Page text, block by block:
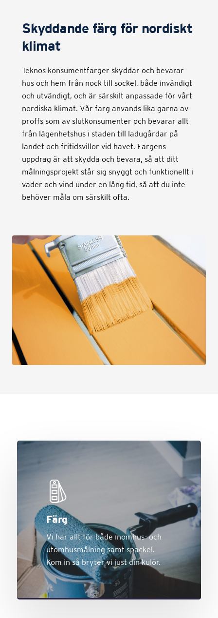
Skyddande färg för nordiskt
klimat
Teknos konsumentfärger skyddar och bevarar
hus och hem från nock till sockel, både invändigt
och utvändigt, och är särskilt anpassade för vårt
nordiska klimat. Vår färg används lika gärna av
proffs som av slutkonsumenter och bevarar allt
från lägenhetshus i staden till ladugårdar på
landet och fritidsvillor vid havet. Färgens
uppdrag är att skydda och bevara, så att ditt
målningsprojekt står sig snyggt och funktionellt i
väder och vind under en lång tid, så att du inte
behöver måla om särskilt ofta.
Färg
Vi har allt för både inomhus- och
utomhusmålning samt spackel.
Kom in så bryter vi just din kulör.